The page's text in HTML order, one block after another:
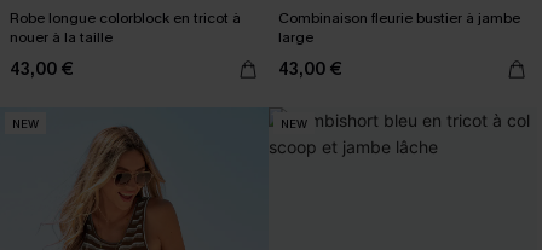
Robe longue colorblock en tricot à
nouer à la taille
43,00 €
Combinaison fleurie bustier à jambe
large
43,00 €
NEW NEW